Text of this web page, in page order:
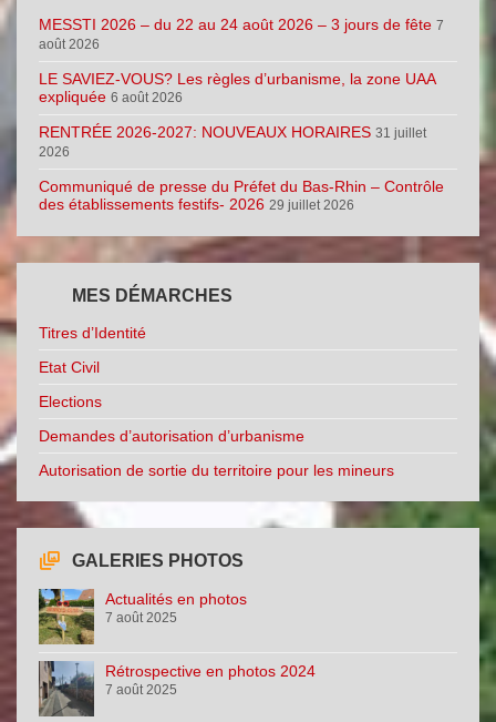
MESSTI 2026 – du 22 au 24 août 2026 – 3 jours de fête 7
août 2026
LE SAVIEZ-VOUS? Les règles d’urbanisme, la zone UAA
expliquée 6 août 2026
RENTRÉE 2026-2027: NOUVEAUX HORAIRES 31 juillet
2026
Communiqué de presse du Préfet du Bas-Rhin – Contrôle
des établissements festifs- 2026 29 juillet 2026
MES DÉMARCHES
Titres d’Identité
Etat Civil
Elections
Demandes d’autorisation d’urbanisme
Autorisation de sortie du territoire pour les mineurs
GALERIES PHOTOS
Actualités en photos
7 août 2025
Rétrospective en photos 2024
7 août 2025